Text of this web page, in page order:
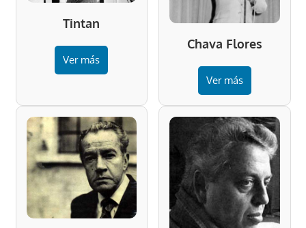
Tintan
Ver más
Chava Flores
Ver más